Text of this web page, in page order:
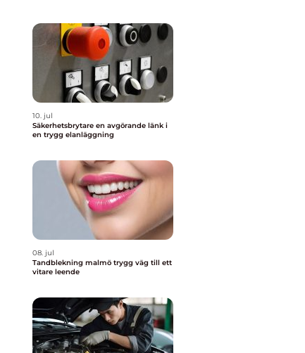
10. jul
Säkerhetsbrytare en avgörande länk i
en trygg elanläggning
08. jul
Tandblekning malmö trygg väg till ett
vitare leende